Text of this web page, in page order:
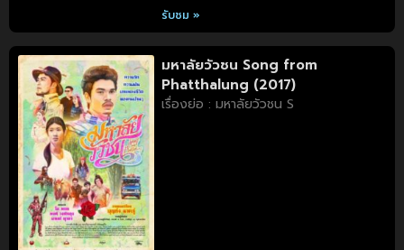
รับชม »
มหาลัยวัวชน Song from
Phatthalung (2017)
เรื่องย่อ : มหาลัยวัวชน S